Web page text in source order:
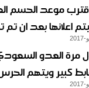
موعد الحسم
اعلانها بعد ان
كبير ويتهم